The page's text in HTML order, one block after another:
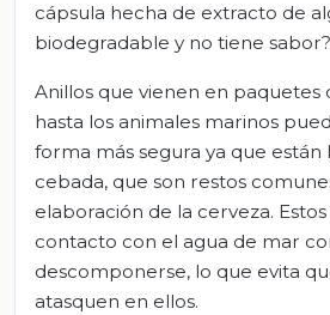
cápsula hecha de extracto de
biodegradable y no tiene sabor?
Anillos que vienen en paquetes
hasta los animales marinos
forma más segura ya que
cebada, que son restos
elaboración de la cerveza.
contacto con el agua de mar
descomponerse, lo que evita
atasquen en ellos.